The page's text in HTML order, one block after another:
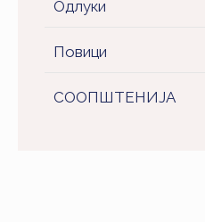
Одлуки
Повици
СООПШТЕНИJA